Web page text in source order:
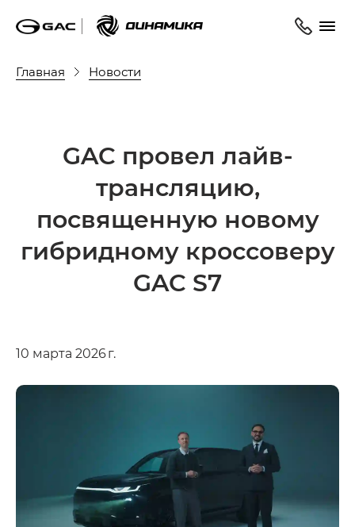
Главная Новости
GAC провел лайв-
трансляцию,
посвященную новому
гибридному кроссоверу
GAC S7
10 марта 2026 г.